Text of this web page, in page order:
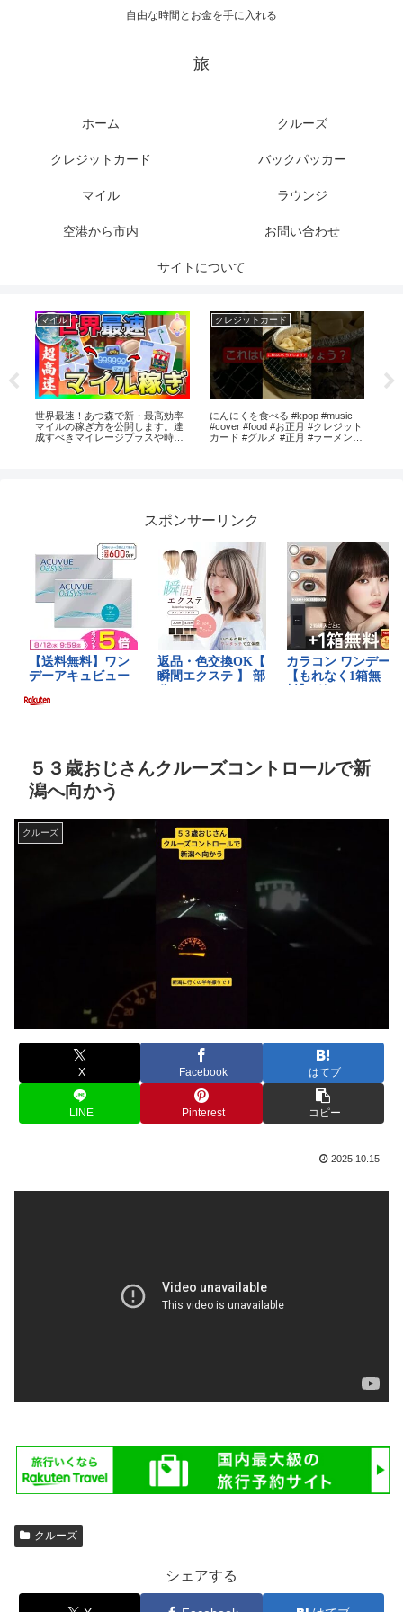
自由な時間とお金を手に入れる
旅
ホーム クルーズ
クレジットカード バックパッカー
マイル ラウンジ
空港から市内 お問い合わせ
サイトについて
マイル
世界最速！あつ森で新・最高効率
マイルの稼ぎ方を公開します。達
成すべきマイレージプラスや時給
クレジットカード
にんにくを食べる #kpop #music
#cover #food #お正月 #クレジット
カード #グルメ #正月 #ラーメン #
スポンサーリンク
５３歳おじさんクルーズコントロールで新
潟へ向かう
クルーズ
X Facebook はてブ
LINE Pinterest コピー
2025.10.15
クルーズ
シェアする